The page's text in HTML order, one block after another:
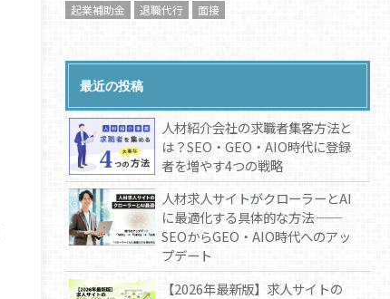
起業補助金
退職代行 面接
最近の投稿
人材紹介会社の求職者集客方法と
は？SEO・GEO・AIO時代に登録
者を増やす4つの戦略
人材求人サイトがクローラーとAI
に最適化する具体的な方法 ──
SEOからGEO・AIO時代へのアッ
プデート
【2026年最新版】求人サイトの